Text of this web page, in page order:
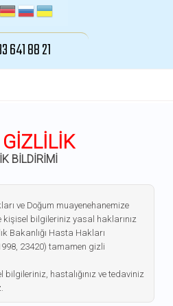
88 21
BİLDİRİMİ
ve Doğum muayenehanemize
bilgileriniz yasal haklarınız
Bakanlığı Hasta Hakları
23420) tamamen gizli
hastalığınız ve tedaviniz